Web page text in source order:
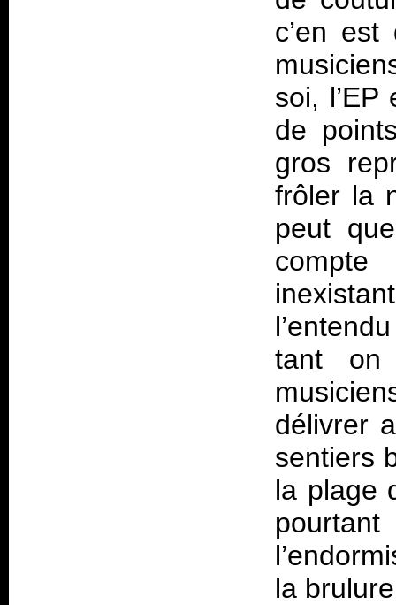
c’en est
soi,
de
gros
frôler la
peut
tant on
délivrer
sentiers
la plage
la